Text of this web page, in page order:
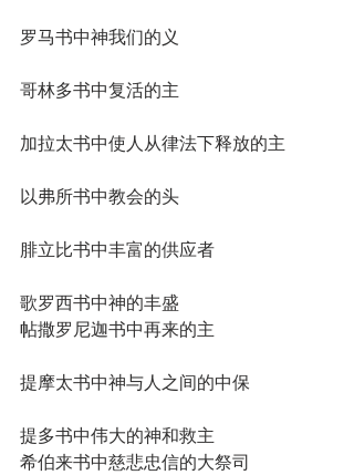
罗马书中神我们的义
哥林多书中复活的主
加拉太书中使人从律法下释放的主
以弗所书中教会的头
腓立比书中丰富的供应者
歌罗西书中神的丰盛
帖撒罗尼迦书中再来的主
提摩太书中神与人之间的中保
提多书中伟大的神和救主
希伯来书中慈悲忠信的大祭司